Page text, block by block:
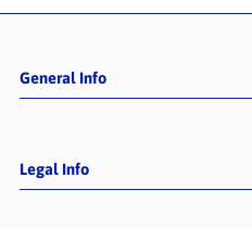
General Info
Legal Info